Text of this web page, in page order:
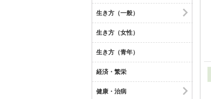
生き方（一般）
生き方（女性）
生き方（青年）
経済・繁栄
健康・治病